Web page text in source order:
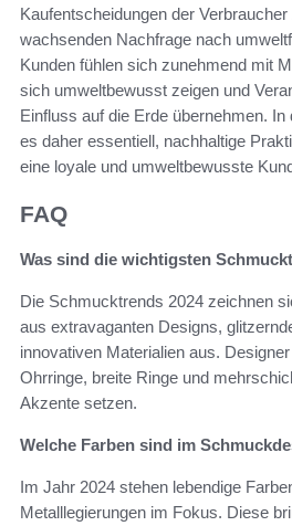
Kaufentscheidungen der
wachsenden Nachfrage nach
Kunden fühlen sich zunehmend mit
sich umweltbewusst zeigen und
Einfluss auf die Erde übernehmen.
es daher essentiell, nachhaltige
eine loyale und umweltbewusste
FAQ
Was sind die wichtigsten
Die Schmucktrends 2024 zeichnen
aus extravaganten Designs,
innovativen Materialien aus.
Ohrringe, breite Ringe und
Akzente setzen.
Welche Farben sind im
Im Jahr 2024 stehen lebendige
Metalllegierungen im Fokus. Diese